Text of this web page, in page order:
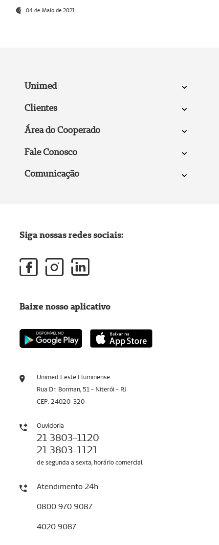
04 de Maio de 2021
Unimed
Clientes
Área do Cooperado
Fale Conosco
Comunicação
Unimed Leste Fluminense
Rua Dr. Borman, 51 - Niterói - RJ
CEP: 24020-320
Ouvidoria
21 3803-1120
21 3803-1121
de segunda a sexta, horário comercial
Atendimento 24h
0800 970 9087
4020 9087
Siga nossas redes sociais:
Baixe nosso aplicativo